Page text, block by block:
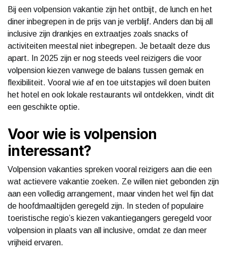
Bij een volpension vakantie zijn het ontbijt, de lunch en het
diner inbegrepen in de prijs van je verblijf. Anders dan bij all
inclusive zijn drankjes en extraatjes zoals snacks of
activiteiten meestal niet inbegrepen. Je betaalt deze dus
apart. In 2025 zijn er nog steeds veel reizigers die voor
volpension kiezen vanwege de balans tussen gemak en
flexibiliteit. Vooral wie af en toe uitstapjes wil doen buiten
het hotel en ook lokale restaurants wil ontdekken, vindt dit
een geschikte optie.
Voor wie is volpension
interessant?
Volpension vakanties spreken vooral reizigers aan die een
wat actievere vakantie zoeken. Ze willen niet gebonden zijn
aan een volledig arrangement, maar vinden het wel fijn dat
de hoofdmaaltijden geregeld zijn. In steden of populaire
toeristische regio’s kiezen vakantiegangers geregeld voor
volpension in plaats van all inclusive, omdat ze dan meer
vrijheid ervaren.